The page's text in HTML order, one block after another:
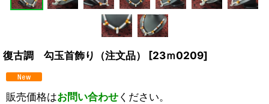
復古調 勾玉首飾り（注文品） [23ｍ0209]
販売価格はお問い合わせください。